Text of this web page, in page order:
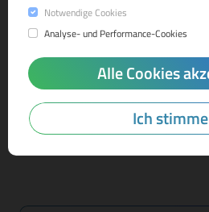
Notwendige Cookies
Analyse- und Performance-Cookies
Alle Cookies
Ich
Mehr Infos zur